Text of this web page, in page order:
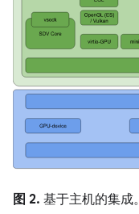
图 2. 基于主机的集成。